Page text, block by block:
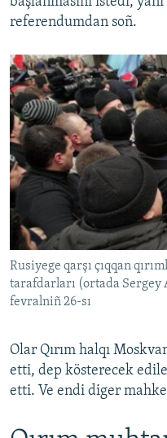
referendumdan soñ.
Rusiyege qarşı çıqqan
tarafdarları (ortada Sergey
fevralniñ 26-sı
Olar Qırım halqı
etti, dep kösterecek
etti. Ve endi diger